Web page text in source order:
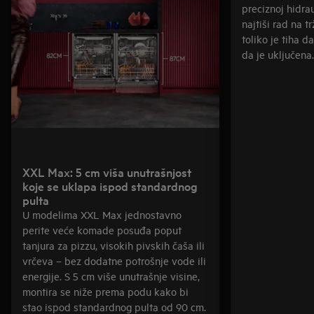
XXL Max: 5 cm viša unutrašnjost
koje se uklapa ispod standardnog
pulta
U modelima XXL Max jednostavno
perite veće komade posuđa poput
tanjura za pizzu, visokih pivskih čaša ili
vrčeva – bez dodatne potrošnje vode ili
energije. S 5 cm više unutrašnje visine,
montira se niže prema podu kako bi
stao ispod standardnog pulta od 90 cm.
preciznoj
najtiši rad na
toliko je tiha
da je uključena.